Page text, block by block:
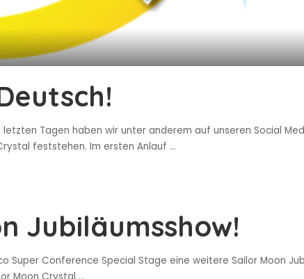
Tagen haben wir unter anderem auf unseren Social
feststehen. Im ersten Anlauf ...
Jubiläumsshow!
Super Conference Special Stage eine weitere Sailor Moon